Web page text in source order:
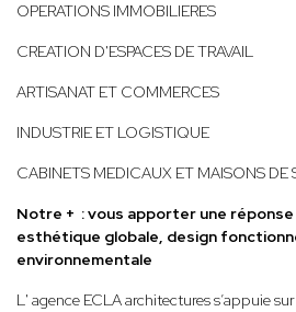
OPERATIONS IMMOBILIERES
CREATION D'ESPACES DE TRAVAIL
ARTISANAT ET COMMERCES
INDUSTRIE ET LOGISTIQUE
CABINETS MEDICAUX ET MAISONS DE
Notre + : vous apporter une
esthétique globale, design
environnementale
L' agence ECLA architectures s’appuie